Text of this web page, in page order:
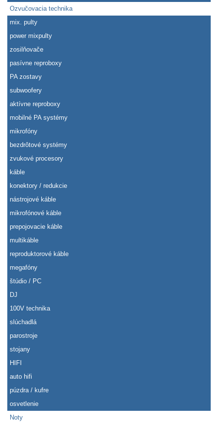
Ozvučovacia technika
mix. pulty
power mixpulty
zosilňovače
pasívne reproboxy
PA zostavy
subwoofery
aktívne reproboxy
mobilné PA systémy
mikrofóny
bezdrôtové systémy
zvukové procesory
káble
konektory / redukcie
nástrojové káble
mikrofónové káble
prepojovacie káble
multikáble
reproduktorové káble
megafóny
štúdio / PC
DJ
100V technika
slúchadlá
parostroje
stojany
HIFI
auto hifi
púzdra / kufre
osvetlenie
Noty